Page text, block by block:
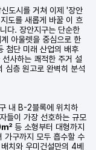
도시를 거쳐 이제 '장안
도를 새롭게 바꿀 이 흐
다. 장안지구는 단순한
아울렛을 중심으로 한
첨단 미래 산업의 배후
사하는 쾌적한 주거 설
층 원고로 완벽히 분석
내 B-2블록에 위치하
들이 가장 선호하는 규모
㎡ 등 소형부터 대형까지
가구까지 모두 흡수할 수
치와 우미건설만의 4베